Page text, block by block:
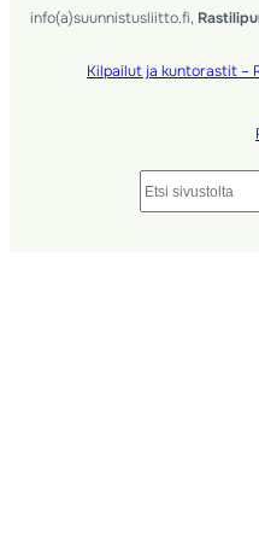
info(a)suunnistusliitto.fi,
Kilpailut ja kuntorastit –
Etsi